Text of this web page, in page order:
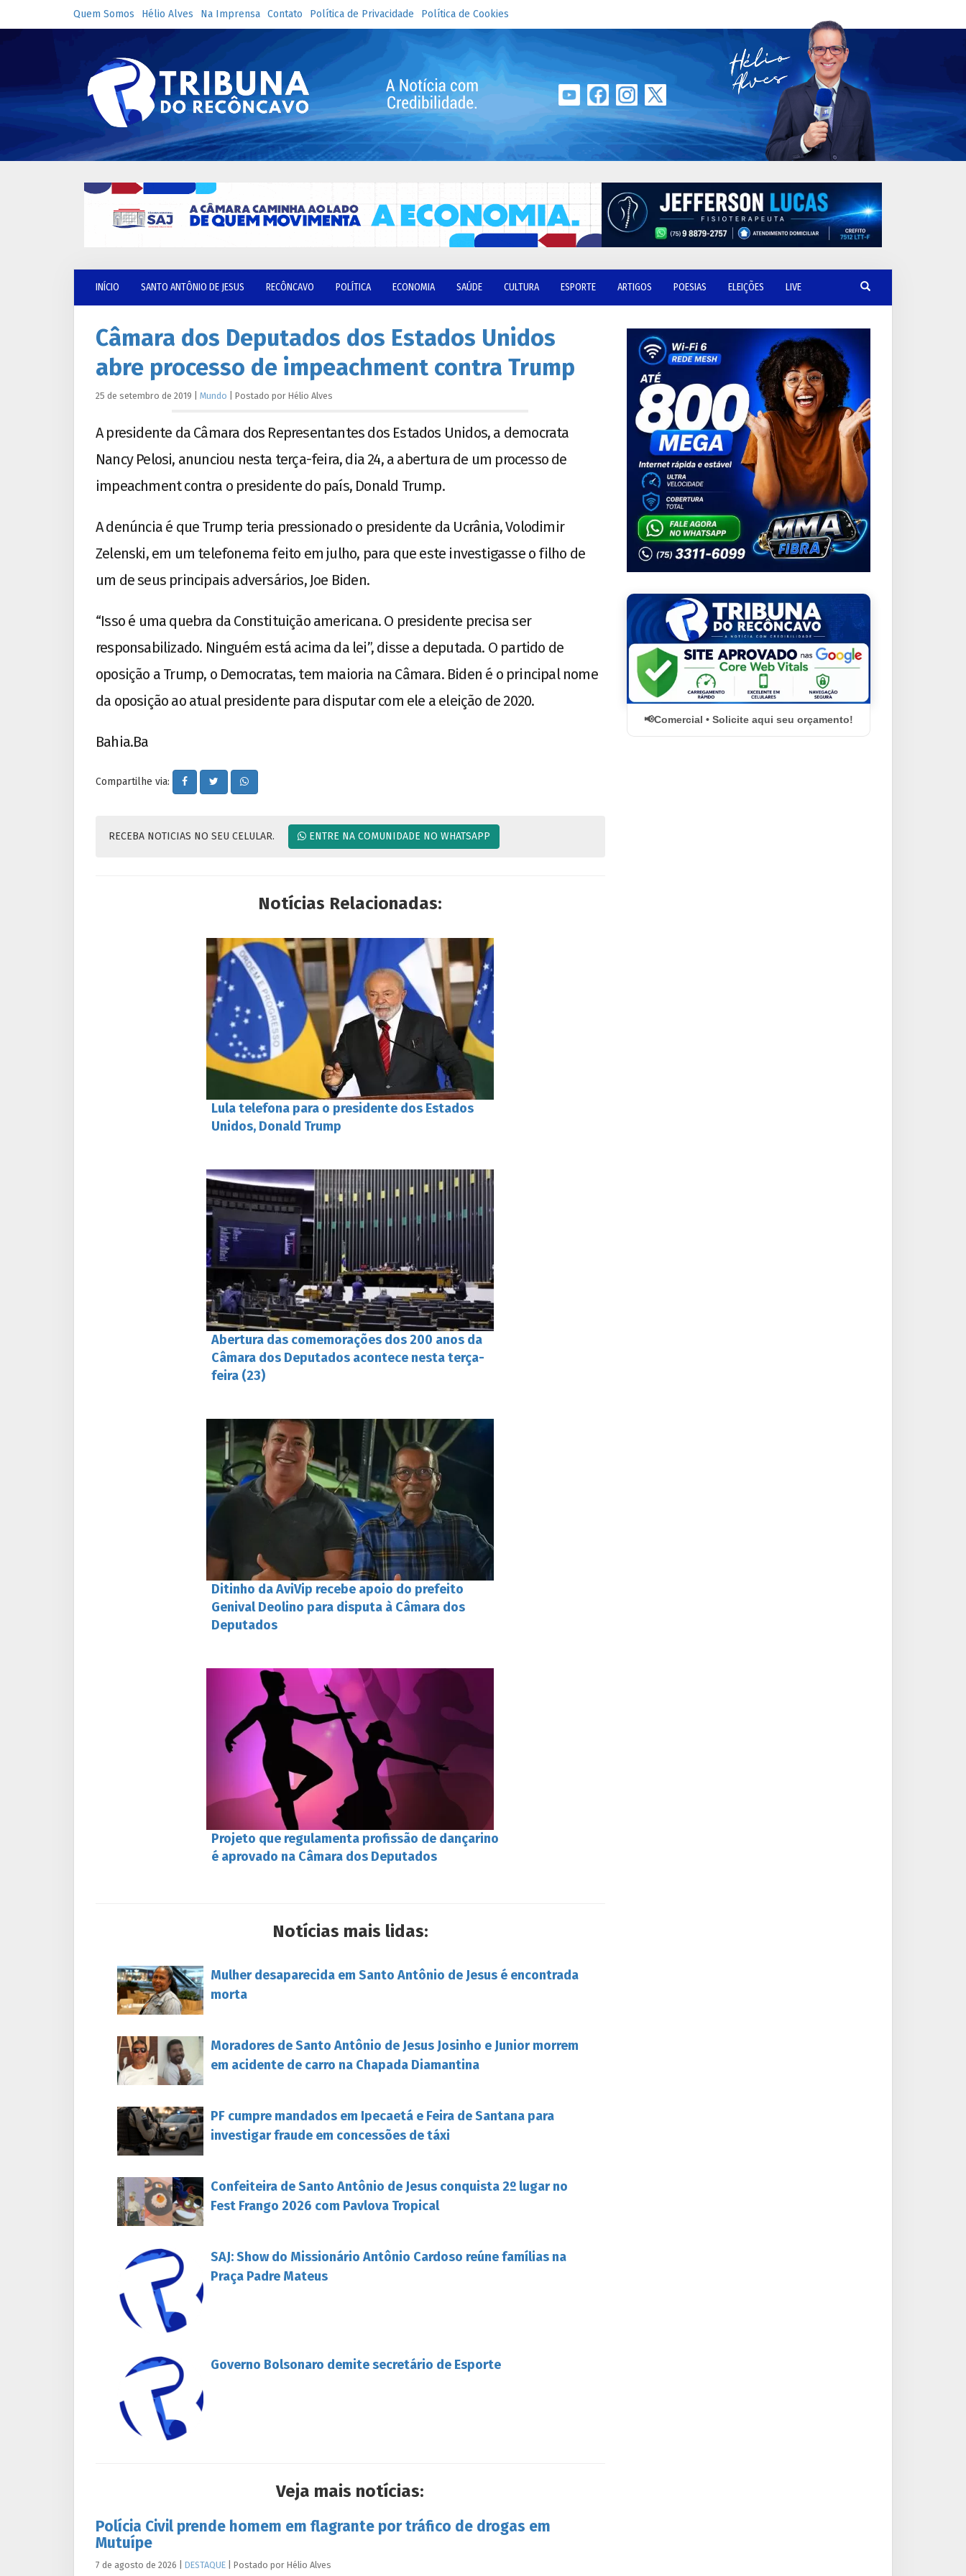
Quem Somos Hélio Alves Na Imprensa Contato Política de Privacidade Política de Cookies
INÍCIO SANTO ANTÔNIO DE JESUS RECÔNCAVO POLÍTICA ECONOMIA SAÚDE CULTURA ESPORTE ARTIGOS POESIAS ELEIÇÕES LIVE
Câmara dos Deputados dos Estados Unidos
abre processo de impeachment contra Trump
25 de setembro de 2019 Mundo Postado por Hélio Alves
A presidente da Câmara dos Representantes dos Estados Unidos, a democrata
Nancy Pelosi, anunciou nesta terça-feira, dia 24, a abertura de um processo de
impeachment contra o presidente do país, Donald Trump.
A denúncia é que Trump teria pressionado o presidente da Ucrânia, Volodimir
Zelenski, em um telefonema feito em julho, para que este investigasse o filho de
um de seus principais adversários, Joe Biden.
“Isso é uma quebra da Constituição americana. O presidente precisa ser
responsabilizado. Ninguém está acima da lei”, disse a deputada. O partido de
oposição a Trump, o Democratas, tem maioria na Câmara. Biden é o principal nome
da oposição ao atual presidente para disputar com ele a eleição de 2020.
Bahia.Ba
Compartilhe via:
RECEBA NOTICIAS NO SEU CELULAR. ENTRE NA COMUNIDADE NO WHATSAPP
Notícias Relacionadas:
Lula telefona para o presidente dos Estados
Unidos, Donald Trump
Abertura das comemorações dos 200 anos da
Câmara dos Deputados acontece nesta terça-
feira (23)
Ditinho da AviVip recebe apoio do prefeito
Genival Deolino para disputa à Câmara dos
Deputados
Projeto que regulamenta profissão de dançarino
é aprovado na Câmara dos Deputados
Notícias mais lidas:
Mulher desaparecida em Santo Antônio de Jesus é encontrada
morta
Moradores de Santo Antônio de Jesus Josinho e Junior morrem
em acidente de carro na Chapada Diamantina
PF cumpre mandados em Ipecaetá e Feira de Santana para
investigar fraude em concessões de táxi
Confeiteira de Santo Antônio de Jesus conquista 2º lugar no
Fest Frango 2026 com Pavlova Tropical
SAJ: Show do Missionário Antônio Cardoso reúne famílias na
Praça Padre Mateus
Governo Bolsonaro demite secretário de Esporte
Veja mais notícias:
Polícia Civil prende homem em flagrante por tráfico de drogas em
Mutuípe
7 de agosto de 2026 DESTAQUE Postado por Hélio Alves
Comercial • Solicite aqui seu orçamento!